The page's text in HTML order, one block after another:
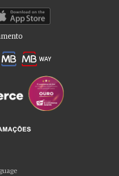
deliciosas
e anúncios, fornecer recursos